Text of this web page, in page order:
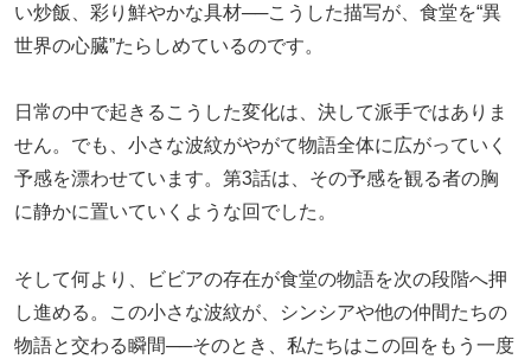
い炒飯、彩り鮮やかな具材──こうした描写が、食堂を“異
世界の心臓”たらしめているのです。
日常の中で起きるこうした変化は、決して派手ではありま
せん。でも、小さな波紋がやがて物語全体に広がっていく
予感を漂わせています。第3話は、その予感を観る者の胸
に静かに置いていくような回でした。
そして何より、ビビアの存在が食堂の物語を次の段階へ押
し進める。この小さな波紋が、シンシアや他の仲間たちの
物語と交わる瞬間──そのとき、私たちはこの回をもう一度